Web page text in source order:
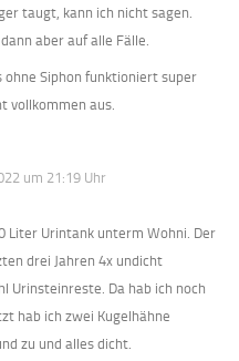
taugt, kann ich nicht sagen.
aber auf alle Fälle.
ohne Siphon funktioniert super
vollkommen aus.
um 21:19 Uhr
Liter Urintank unterm Wohni. Der
drei Jahren 4x undicht
Urinsteinreste. Da hab ich noch
hab ich zwei Kugelhähne
zu und alles dicht.